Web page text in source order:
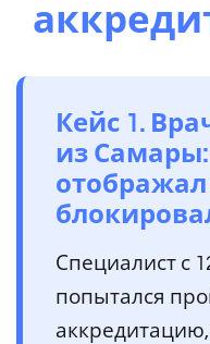
Кейс 1.
из
Специалист с
попытался